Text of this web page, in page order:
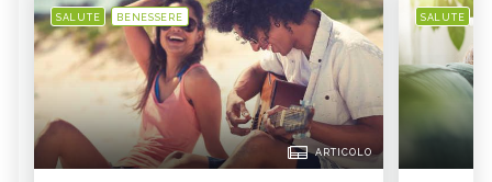
SALUTE BENESSERE
ARTICOLO
SALUTE